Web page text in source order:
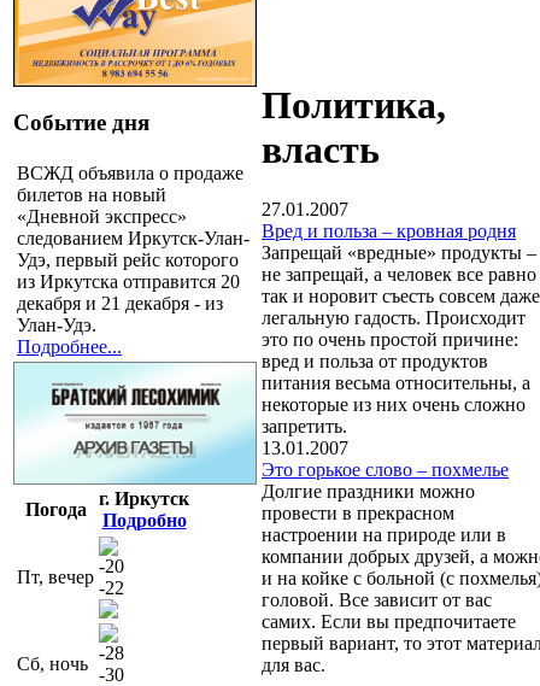
Событие дня
ВСЖД объявила о продаже
билетов на новый
«Дневной экспресс»
следованием Иркутск-Улан-
Удэ, первый рейс которого
из Иркутска отправится 20
декабря и 21 декабря - из
Улан-Удэ.
Подробнее...
Погода
г. Иркутск
Подробно
Пт, вечер
-20
-22
Сб, ночь
-28
-30
Политика,
власть
27.01.2007
Вред и польза – кровная родня
Запрещай «вредные» продукты –
не запрещай, а человек все равно
так и норовит съесть совсем даже
легальную гадость. Происходит
это по очень простой причине:
вред и польза от продуктов
питания весьма относительны, а
некоторые из них очень сложно
запретить.
13.01.2007
Это горькое слово – похмелье
Долгие праздники можно
провести в прекрасном
настроении на природе или в
компании добрых друзей, а
и на койке с больной (с
головой. Все зависит от вас
самих. Если вы предпочитаете
первый вариант, то этот
для вас.